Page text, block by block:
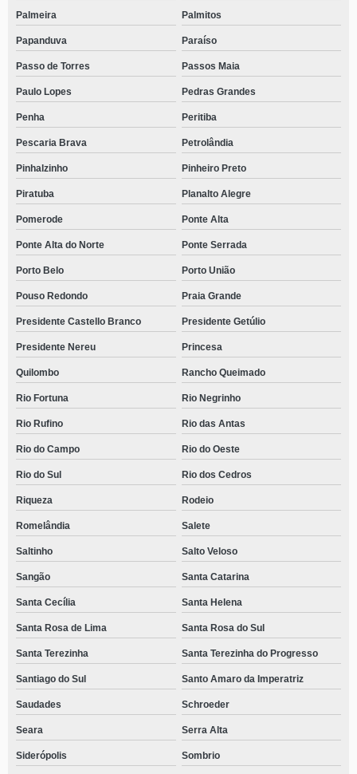
Palmeira Palmitos
Papanduva Paraíso
Passo de Torres Passos Maia
Paulo Lopes Pedras Grandes
Penha Peritiba
Pescaria Brava Petrolândia
Pinhalzinho Pinheiro Preto
Piratuba Planalto Alegre
Pomerode Ponte Alta
Ponte Alta do Norte Ponte Serrada
Porto Belo Porto União
Pouso Redondo Praia Grande
Presidente Castello Branco Presidente Getúlio
Presidente Nereu Princesa
Quilombo Rancho Queimado
Rio Fortuna Rio Negrinho
Rio Rufino Rio das Antas
Rio do Campo Rio do Oeste
Rio do Sul Rio dos Cedros
Riqueza Rodeio
Romelândia Salete
Saltinho Salto Veloso
Sangão Santa Catarina
Santa Cecília Santa Helena
Santa Rosa de Lima Santa Rosa do Sul
Santa Terezinha Santa Terezinha do Progresso
Santiago do Sul Santo Amaro da Imperatriz
Saudades Schroeder
Seara Serra Alta
Siderópolis Sombrio